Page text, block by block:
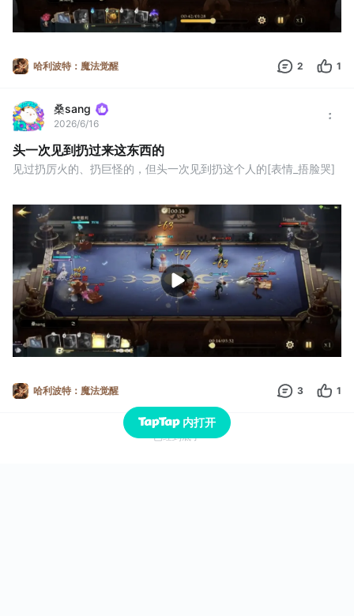
哈利波特：魔法觉醒 2 1
桑sang
2026/6/16
头一次见到扔过来这东西的
见过扔厉火的、扔巨怪的，但头一次见到扔这个人的[表情_捂脸哭]
哈利波特：魔法觉醒 3 1
已经到底了
内打开